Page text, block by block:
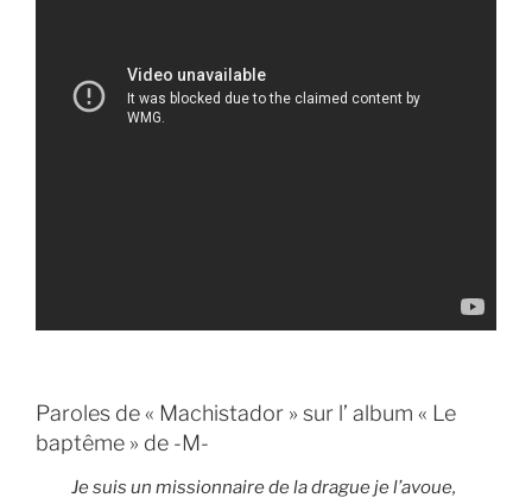
Paroles de « Machistador » sur l’ album « Le
baptême » de -M-
Je suis un missionnaire de la drague je l’avoue,